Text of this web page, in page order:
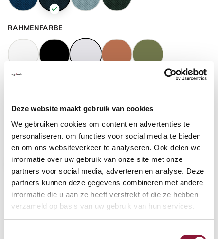
Deze website maakt gebruik van cookies
We gebruiken cookies om content en advertenties te
personaliseren, om functies voor social media te bieden
en om ons websiteverkeer te analyseren. Ook delen we
informatie over uw gebruik van onze site met onze
partners voor social media, adverteren en analyse. Deze
partners kunnen deze gegevens combineren met andere
informatie die u aan ze heeft verstrekt of die ze hebben
verzameld op basis van uw gebruik van hun services.
RAHMENFARBE
GASFEDERHÖHE
BODENKONTAKT
FUSSRING ?